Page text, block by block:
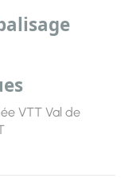
VTT Val de